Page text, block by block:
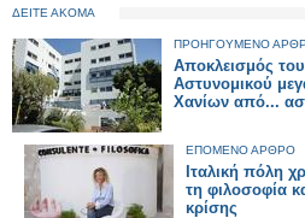
ΔΕΙΤΕ ΑΚΟΜΑ
ΠΡΟΗΓΟΥΜΕΝΟ
Αποκλεισμός του
Αστυνομικού
Χανίων από...
ΕΠΟΜΕΝΟ ΑΡΘΡΟ
Ιταλική πόλη
τη φιλοσοφία
κρίσης